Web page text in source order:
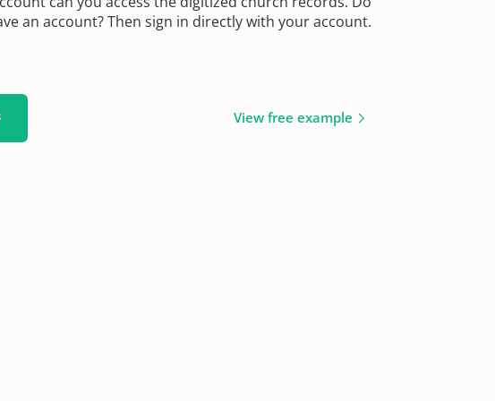
an account? Then sign in directly with your account.
View free example